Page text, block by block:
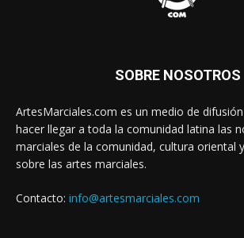
SOBRE NOSOTROS
ArtesMarciales.com es un medio de
hacer llegar a toda la comunidad latina las
marciales de la comunidad, cultura oriental
sobre las artes marciales.
Contacto: info@artesmarciales.com